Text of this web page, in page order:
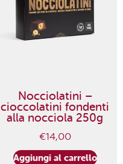
Nocciolatini –
cioccolatini fondenti
alla nocciola 250g
€14,00
Aggiungi al carrello